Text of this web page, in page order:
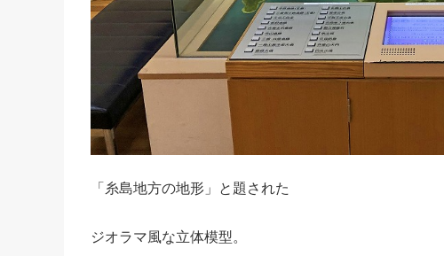
「糸島地方の地形」と題された
ジオラマ風な立体模型。